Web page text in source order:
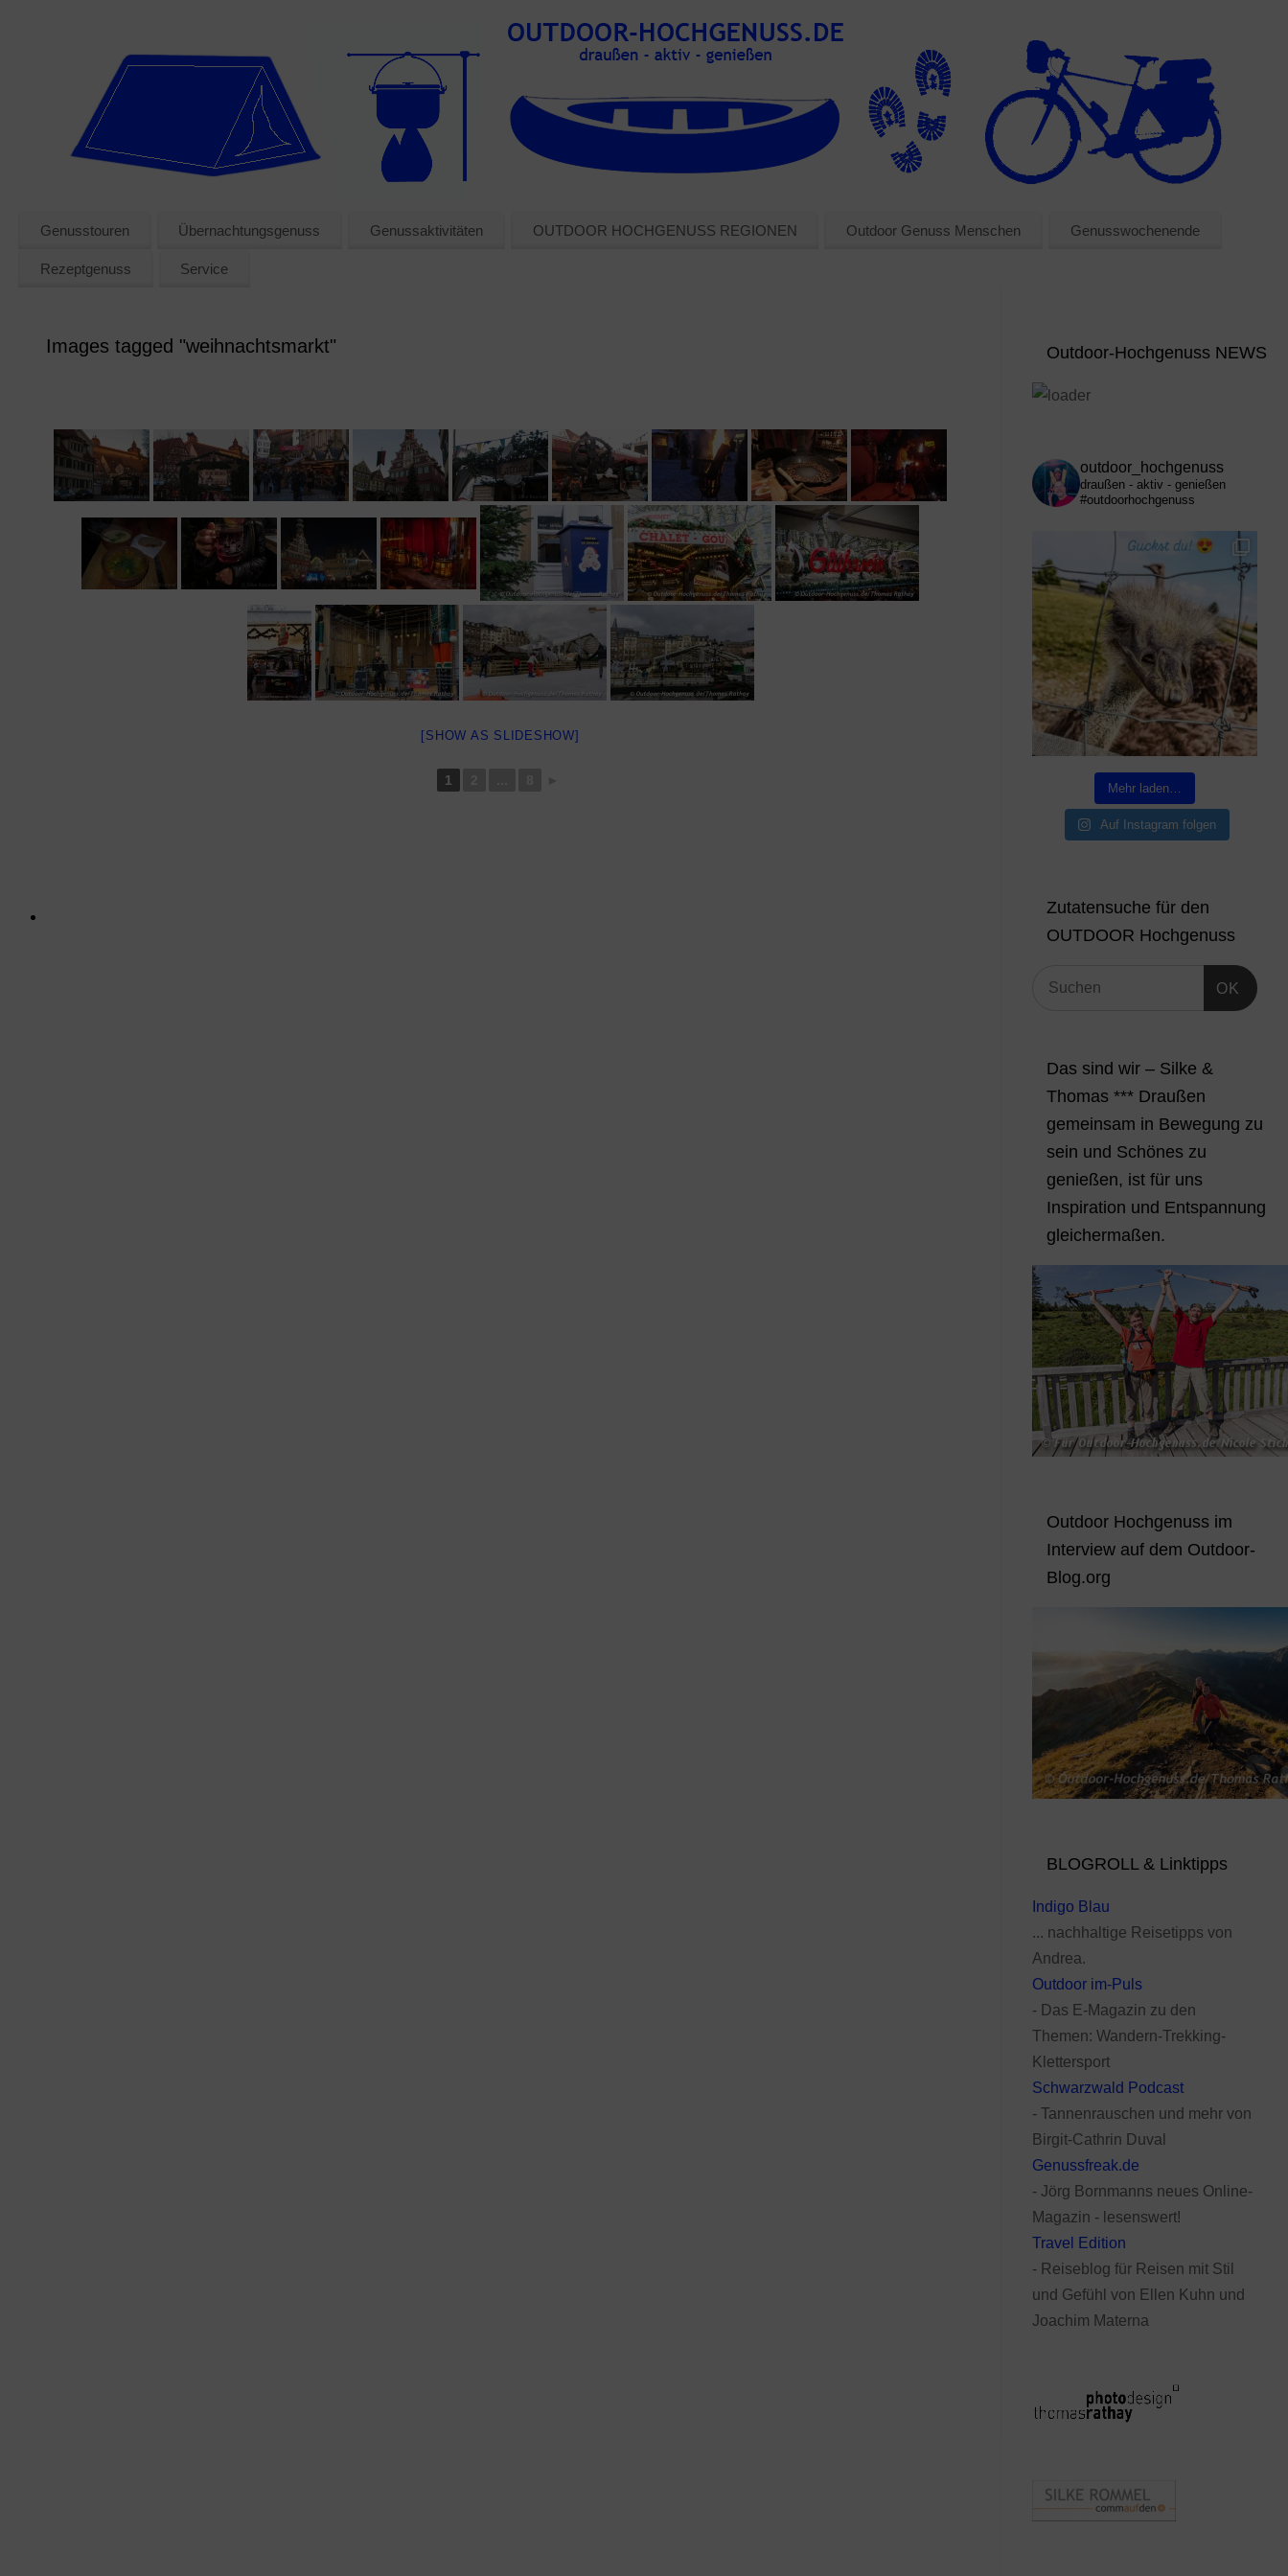
Genusstouren Übernachtungsgenuss Genussaktivitäten OUTDOOR HOCHGENUSS REGIONEN Outdoor Genuss Menschen Genusswochenende
Rezeptgenuss Service
Images tagged "weihnachtsmarkt"
[SHOW AS SLIDESHOW]
1
Outdoor-Hochgenuss NEWS
outdoor_hochgenuss
draußen - aktiv - genießen
#outdoorhochgenuss
Mehr laden…
Auf Instagram folgen
Zutatensuche für den
OUTDOOR Hochgenuss
OK
Das sind wir – Silke &
Thomas *** Draußen
gemeinsam in Bewegung zu
sein und Schönes zu
genießen, ist für uns
Inspiration und Entspannung
gleichermaßen.
Outdoor Hochgenuss im
Interview auf dem Outdoor-
Blog.org
BLOGROLL & Linktipps
Indigo Blau
... nachhaltige Reisetipps von
Andrea.
Outdoor im-Puls
- Das E-Magazin zu den
Themen: Wandern-Trekking-
Klettersport
Schwarzwald Podcast
- Tannenrauschen und mehr von
Birgit-Cathrin Duval
Genussfreak.de
- Jörg Bornmanns neues Online-
Magazin - lesenswert!
Travel Edition
- Reiseblog für Reisen mit Stil
und Gefühl von Ellen Kuhn und
Joachim Materna